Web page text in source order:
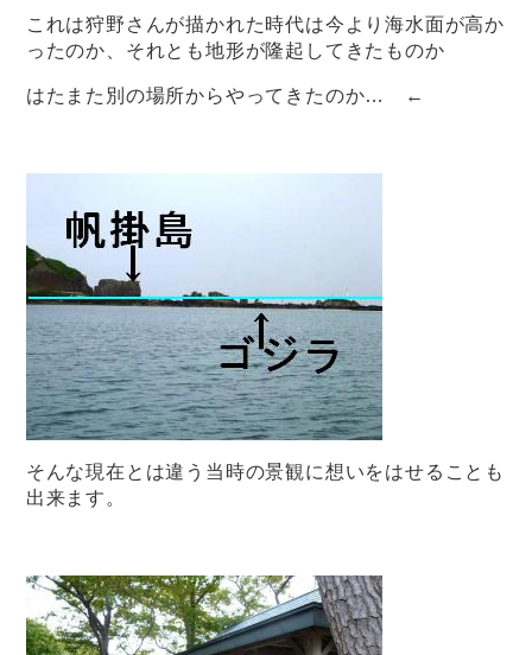
これは狩野さんが描かれた時代は今より海水面が高か
ったのか、それとも地形が隆起してきたものか
はたまた別の場所からやってきたのか… ←
そんな現在とは違う当時の景観に想いをはせることも
出来ます。